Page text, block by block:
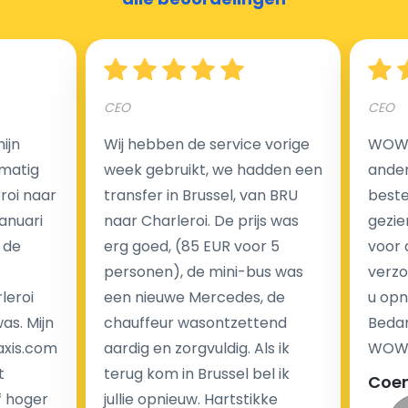
Hoeveel kost een luchthaven taxi transfer?
Een van de meest aantrekkelijke voordelen van
luchthaventaxi's is een vast tarief voor uw rit. In
tegenstelling tot traditionele taxi's met taxameter
brengen wij u geen extra kosten in rekening voor de
nachtrit.
We hebben geen ophaaltarief of extra kosten voor
wachttijd als uw vlucht vertraging heeft.
Kijk op onze website voor meer informatie over uw
transferkosten. Ons boekingsformulier bevat alle
mogelijke extra's die u kunt kiezen en de prijs die u
naar
Mijn
hoger
CEO
Wij hebben de service vorige
week gebruikt, we hadden een
transfer in Brussel, van BRU
naar Charleroi. De prijs was
erg goed, (85 EUR voor 5
personen), de mini-bus was
een nieuwe Mercedes, de
chauffeur wasontzettend
aardig en zorgvuldig. Als ik
terug kom in Brussel bel ik
jullie opnieuw. Hartstikke
CEO
voor
u